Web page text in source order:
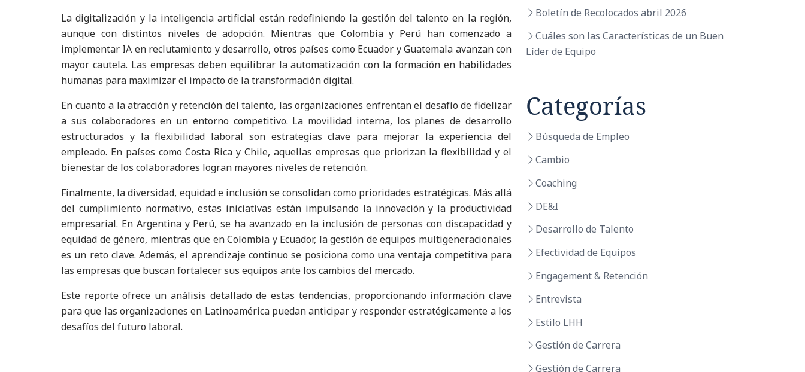
La digitalización y la inteligencia artificial están redefiniendo la gestión del talento en la región,
aunque con distintos niveles de adopción. Mientras que Colombia y Perú han comenzado a
implementar IA en reclutamiento y desarrollo, otros países como Ecuador y Guatemala avanzan con
mayor cautela. Las empresas deben equilibrar la automatización con la formación en habilidades
humanas para maximizar el impacto de la transformación digital.
En cuanto a la atracción y retención del talento, las organizaciones enfrentan el desafío de fidelizar
a sus colaboradores en un entorno competitivo. La movilidad interna, los planes de desarrollo
estructurados y la flexibilidad laboral son estrategias clave para mejorar la experiencia del
empleado. En países como Costa Rica y Chile, aquellas empresas que priorizan la flexibilidad y el
bienestar de los colaboradores logran mayores niveles de retención.
Finalmente, la diversidad, equidad e inclusión se consolidan como prioridades estratégicas. Más allá
del cumplimiento normativo, estas iniciativas están impulsando la innovación y la productividad
empresarial. En Argentina y Perú, se ha avanzado en la inclusión de personas con discapacidad y
equidad de género, mientras que en Colombia y Ecuador, la gestión de equipos multigeneracionales
es un reto clave. Además, el aprendizaje continuo se posiciona como una ventaja competitiva para
las empresas que buscan fortalecer sus equipos ante los cambios del mercado.
Este reporte ofrece un análisis detallado de estas tendencias, proporcionando información clave
para que las organizaciones en Latinoamérica puedan anticipar y responder estratégicamente a los
desafíos del futuro laboral.
Boletín de Recolocados abril 2026
Cuáles son las Características de un Buen
Líder de Equipo
Categorías
Búsqueda de Empleo
Cambio
Coaching
DE&I
Desarrollo de Talento
Efectividad de Equipos
Engagement & Retención
Entrevista
Estilo LHH
Gestión de Carrera
Gestión de Carrera